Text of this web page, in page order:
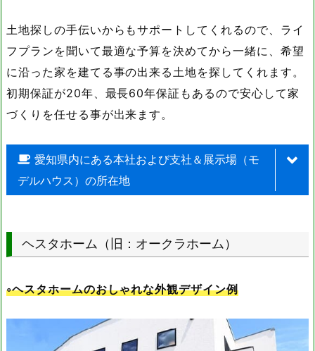
土地探しの手伝いからもサポートしてくれるので、ライ
フプランを聞いて最適な予算を決めてから一緒に、希望
に沿った家を建てる事の出来る土地を探してくれます。
初期保証が20年、最長60年保証もあるので安心して家
づくりを任せる事が出来ます。
愛知県内にある本社および支社＆展示場（モ
デルハウス）の所在地
本社
名古屋市中川区戸田5-133
ヘスタホーム（旧：オークラホーム）
◦ヘスタホームのおしゃれな外観デザイン例